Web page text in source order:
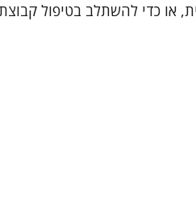
או כדי להשתלב בטיפול